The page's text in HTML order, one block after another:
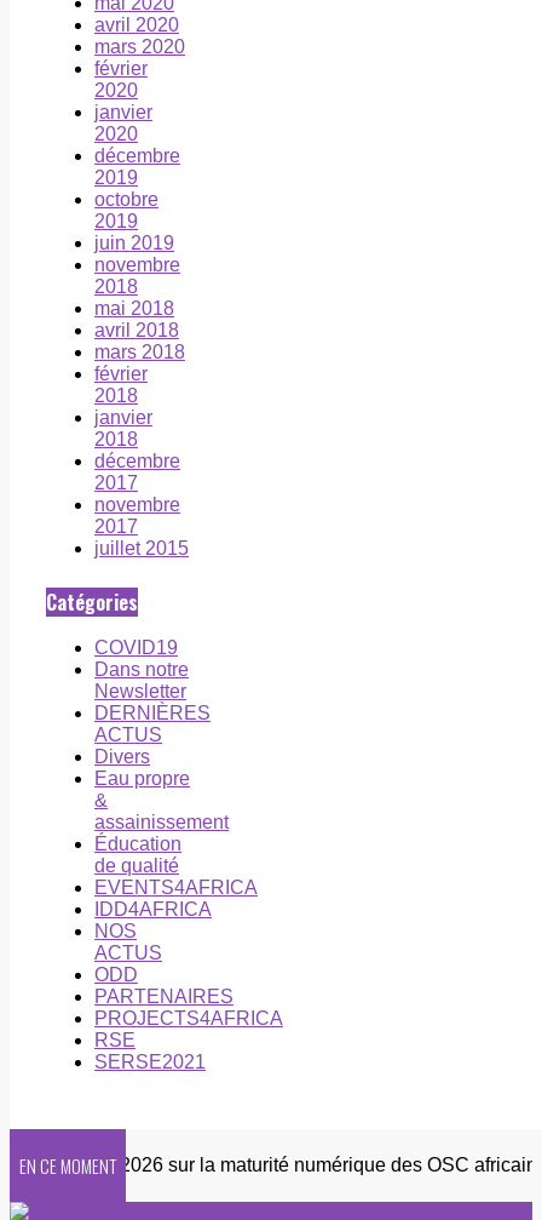
avril 2020
mars 2020
février
2020
janvier
2020
décembre
2019
octobre
2019
juin 2019
novembre
2018
mai 2018
avril 2018
mars 2018
février
2018
janvier
2018
décembre
2017
novembre
2017
juillet 2015
Catégories
COVID19
Dans notre
Newsletter
DERNIÈRES
ACTUS
Divers
Eau propre
&
assainissement
Éducation
de qualité
EVENTS4AFRICA
IDD4AFRICA
NOS
ACTUS
ODD
PARTENAIRES
PROJECTS4AFRICA
RSE
SERSE2021
EN CE MOMENT2026 sur la maturité numérique des OSC africaines